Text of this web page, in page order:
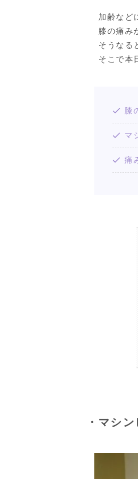
加齢など
膝の痛み
そうなる
そこで本
膝
マ
痛
・マシ